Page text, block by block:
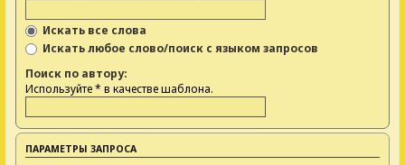
Искать все слова
Искать любое слово/поиск с языком запросов
Поиск по автору:
Используйте * в качестве шаблона.
ПАРАМЕТРЫ ЗАПРОСА